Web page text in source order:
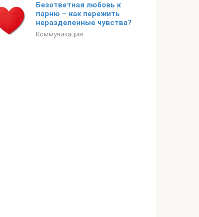
Безответная любовь к
парню – как пережить
неразделенные чувства?
Коммуникация